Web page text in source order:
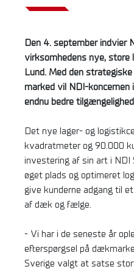
Den 4. september indvier
virksomhedens nye, store
Lund. Med den
marked vil NDI-
endnu bedre
Det nye lager- og
kvadratmeter og 90.000
investering af sin art i NDI
øget plads og optimeret
give kunderne adgang til
af dæk og fælge.
- Vi har i de seneste år
efterspørgsel på
Sverige valgt at satse